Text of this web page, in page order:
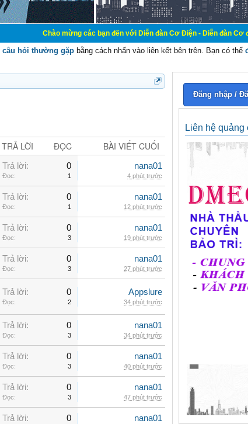
Chào mừng các bạn đến với Diễn đàn Cơ Điện - Diễn đàn Cơ điện là
câu hỏi thường gặp bằng cách nhấn vào liên kết bên trên. Bạn có thể
TRẢ LỜI ĐỌC BÀI VIẾT CUỐI
Trả lời: 0
Đọc: 1
nana01
4 phút trước
Trả lời: 0
Đọc: 1
nana01
12 phút trước
Trả lời: 0
Đọc: 3
nana01
19 phút trước
Trả lời: 0
Đọc: 3
nana01
27 phút trước
Trả lời: 0
Đọc: 2
Appslure
34 phút trước
Trả lời: 0
Đọc: 3
nana01
34 phút trước
Trả lời: 0
Đọc: 3
nana01
40 phút trước
Trả lời: 0
Đọc: 3
nana01
47 phút trước
Trả lời: 0 nana01
Đăng nhập /
Liên hệ quảng